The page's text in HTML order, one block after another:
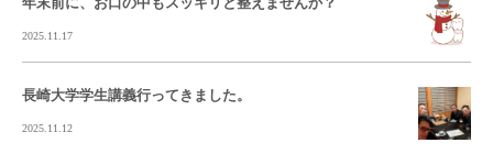
2025.11.17
長崎大学学生講義行ってきました。
2025.11.12